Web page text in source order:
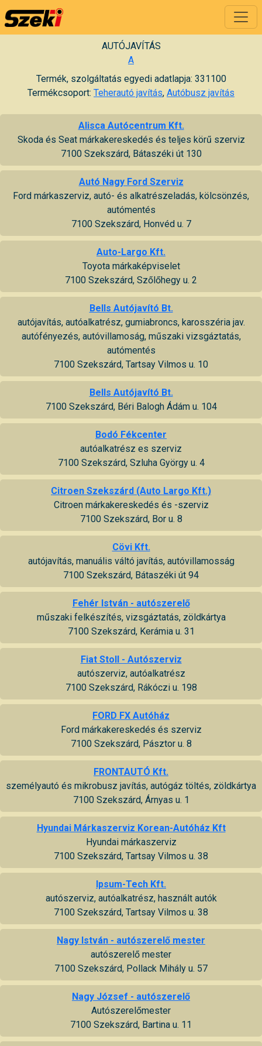
AUTÓJAVÍTÁS
A
Termék, szolgáltatás egyedi adatlapja: 331100
Termékcsoport: Teherautó javítás, Autóbusz javítás
Alisca Autócentrum Kft.
Skoda és Seat márkakereskedés és teljes körű szerviz
7100 Szekszárd, Bátaszéki út 130
Autó Nagy Ford Szerviz
Ford márkaszerviz, autó- és alkatrészeladás, kölcsönzés,
autómentés
7100 Szekszárd, Honvéd u. 7
Auto-Largo Kft.
Toyota márkaképviselet
7100 Szekszárd, Szőlőhegy u. 2
Bells Autójavító Bt.
autójavítás, autóalkatrész, gumiabroncs, karosszéria jav.
autófényezés, autóvillamoság, műszaki vizsgáztatás,
autómentés
7100 Szekszárd, Tartsay Vilmos u. 10
Bells Autójavító Bt.
7100 Szekszárd, Béri Balogh Ádám u. 104
Bodó Fékcenter
autóalkatrész es szerviz
7100 Szekszárd, Szluha György u. 4
Citroen Szekszárd (Auto Largo Kft.)
Citroen márkakereskedés és -szerviz
7100 Szekszárd, Bor u. 8
Cövi Kft.
autójavítás, manuális váltó javítás, autóvillamosság
7100 Szekszárd, Bátaszéki út 94
Fehér István - autószerelő
műszaki felkészítés, vizsgáztatás, zöldkártya
7100 Szekszárd, Kerámia u. 31
Fiat Stoll - Autószerviz
autószerviz, autóalkatrész
7100 Szekszárd, Rákóczi u. 198
FORD FX Autóház
Ford márkakereskedés és szerviz
7100 Szekszárd, Pásztor u. 8
FRONTAUTÓ Kft.
személyautó és mikrobusz javítás, autógáz töltés, zöldkártya
7100 Szekszárd, Árnyas u. 1
Hyundai Márkaszerviz Korean-Autóház Kft
Hyundai márkaszerviz
7100 Szekszárd, Tartsay Vilmos u. 38
Ipsum-Tech Kft.
autószerviz, autóalkatrész, használt autók
7100 Szekszárd, Tartsay Vilmos u. 38
Nagy István - autószerelő mester
autószerelő mester
7100 Szekszárd, Pollack Mihály u. 57
Nagy József - autószerelő
Autószerelőmester
7100 Szekszárd, Bartina u. 11